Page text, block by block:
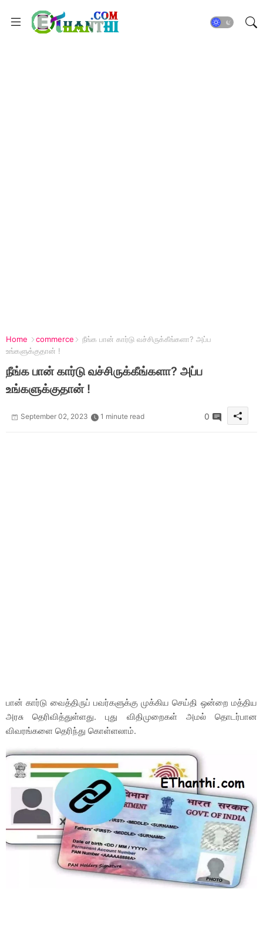
Home commerce
நீங்க பான் கார்டு வச்சிருக்கீங்களா? அப்ப
உங்களுக்குதான் !
நீங்க பான் கார்டு வச்சிருக்கீங்களா? அப்ப
உங்களுக்குதான் !
September 02, 2023 1 minute read 0
பான் கார்டு வைத்திருப் பவர்களுக்கு முக்கிய செய்தி ஒன்றை மத்திய
அரசு தெரிவித்துள்ளது. புது விதிமுறைகள் அமல் தொடர்பான
விவரங்களை தெரிந்து கொள்ளலாம்.